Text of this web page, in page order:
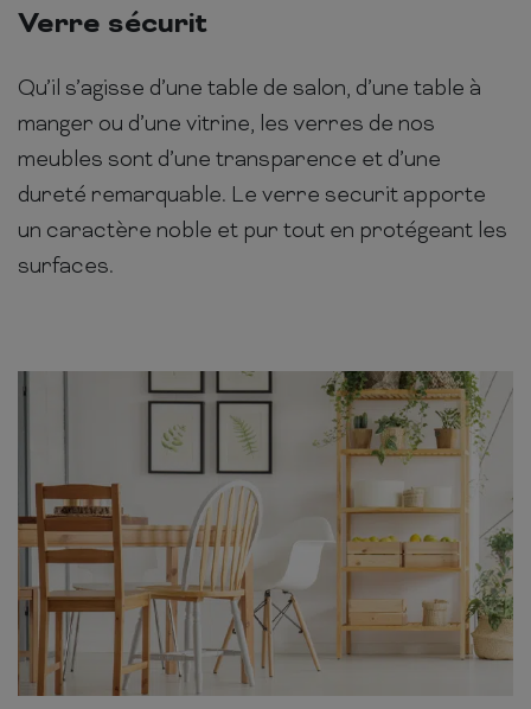
Verre sécurit
Qu’il s’agisse d’une table de salon, d’une table à
manger ou d’une vitrine, les verres de nos
meubles sont d’une transparence et d’une
dureté remarquable. Le verre securit apporte
un caractère noble et pur tout en protégeant les
surfaces.